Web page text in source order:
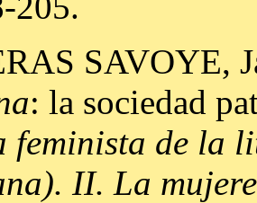
SAVOYE,
: la sociedad
feminista de la
II. La